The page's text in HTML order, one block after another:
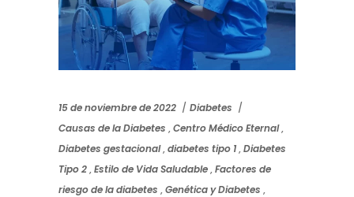
15 de noviembre de 2022
Diabetes
Causas de la Diabetes ,Centro Médico Eternal,
Diabetes gestacional,diabetes tipo 1,Diabetes
Tipo 2,Estilo de Vida Saludable,Factores de
riesgo de la diabetes ,Genética y Diabetes ,